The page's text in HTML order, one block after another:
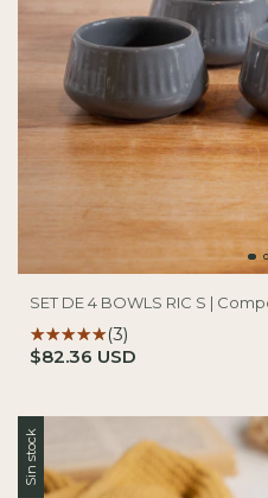
SET DE 4 BOWLS RIC S |
(3)
$82.36 USD
Sin stock